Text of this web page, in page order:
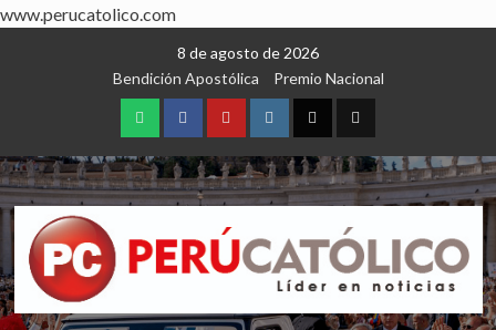
www.perucatolico.com
8 de agosto de 2026
Bendición Apostólica
Premio Nacional
WhatsAppFacebookYoutubeInstagram
X TikTok